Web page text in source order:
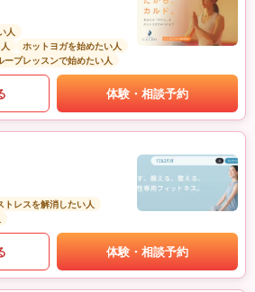
人
ホットヨガを始めたい人
ープレッスンで始めたい人
体験・相談予約
トレスを解消したい人
体験・相談予約